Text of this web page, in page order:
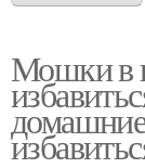
Мошки в